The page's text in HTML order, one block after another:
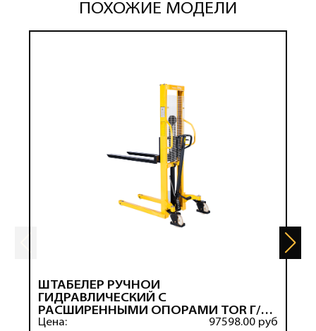
ПОХОЖИЕ МОДЕЛИ
ШТАБЕЛЕР РУЧНОЙ
ГИДРАВЛИЧЕСКИЙ С
РАСШИРЕННЫМИ ОПОРАМИ TOR Г/П
2,0 Т 1,6 М WMSA2000-1600
Цена:
97598.00 руб